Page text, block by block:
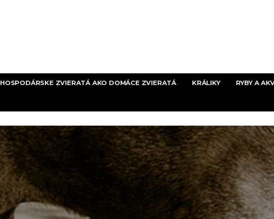
HOSPODÁRSKE ZVIERATÁ AKO DOMÁCE ZVIERATÁ KRÁLIKY RYBY A